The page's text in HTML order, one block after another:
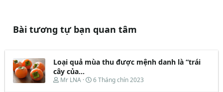
Bài tương tự bạn quan tâm
Loại quả mùa thu được mệnh danh là “trái
cây của...
T
Mr LNA
N
6 Tháng chín 2023